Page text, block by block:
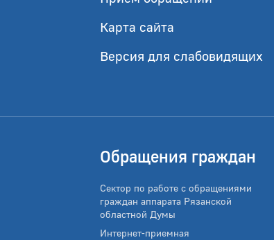
Карта сайта
Версия для слабовидящих
Обращения граждан
Сектор по работе с обращениями
граждан аппарата Рязанской
областной Думы
Интернет-приемная